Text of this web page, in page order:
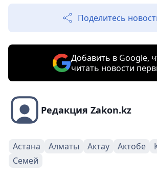
Поделитесь
Добавить в Google,
читать новости
Редакция Zakon.kz
Астана Алматы Актау Актобе
Семей